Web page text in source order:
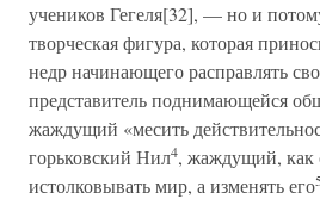
учеников Гегеля[32], — но и
творческая фигура, которая
недр начинающего расправлять
представитель поднимающейся
жаждущий «месить
горьковский Нил4, жаждущий, как
истолковывать мир, а изменять его5